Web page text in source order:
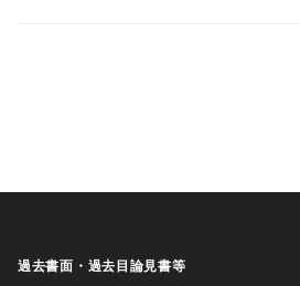
過去書面・過去目論見書等